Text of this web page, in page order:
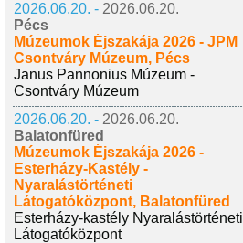
2026.06.20. - 2026.06.20.
Pécs
Múzeumok Éjszakája 2026 - JPM
Csontváry Múzeum, Pécs
Janus Pannonius Múzeum -
Csontváry Múzeum
2026.06.20. - 2026.06.20.
Balatonfüred
Múzeumok Éjszakája 2026 -
Esterházy-Kastély -
Nyaralástörténeti
Látogatóközpont, Balatonfüred
Esterházy-kastély Nyaralástörténeti
Látogatóközpont